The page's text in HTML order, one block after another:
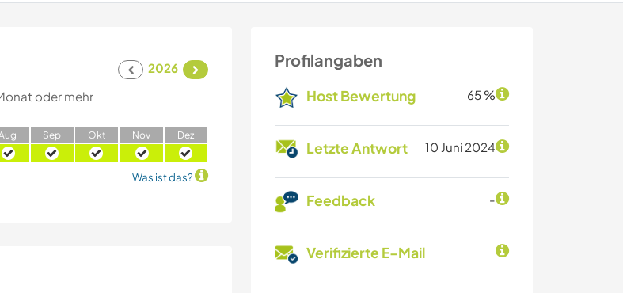
Profilangaben
Host Bewertung 65 %
Letzte Antwort 10 Juni 2024
Feedback -
Verifizierte E-Mail
2026
oder mehr
ug Sep Okt Nov Dez
Was ist das?